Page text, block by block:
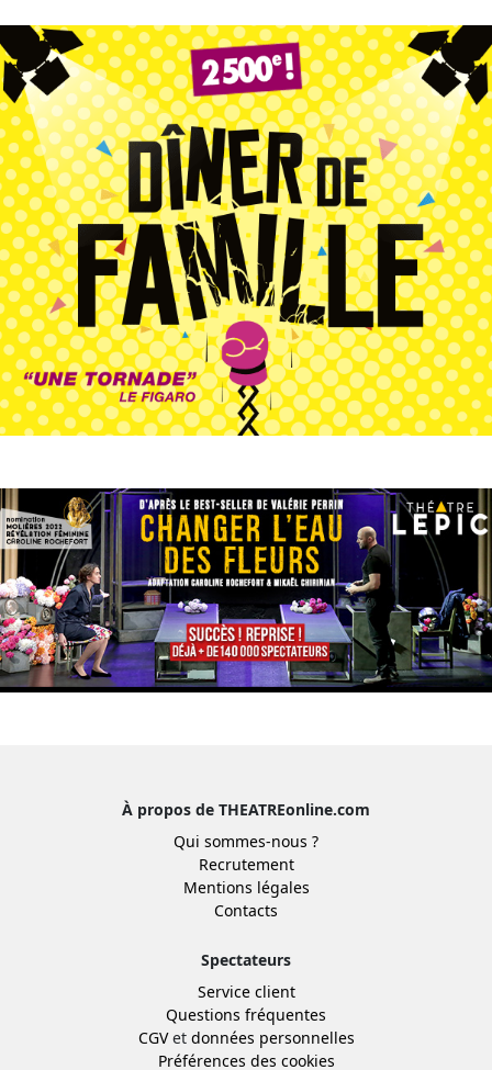
À propos de THEATREonline.com
Qui sommes-nous ?
Recrutement
Mentions légales
Contacts
Spectateurs
Service client
Questions fréquentes
CGVet données personnelles
Préférences des cookies